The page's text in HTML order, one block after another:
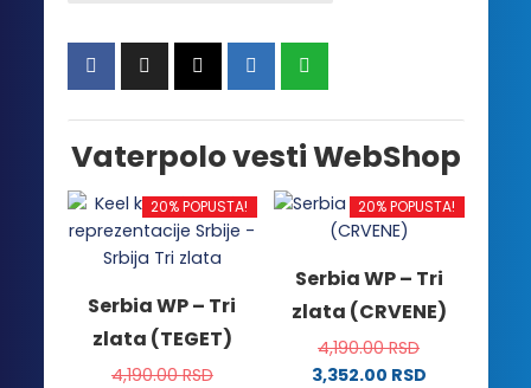
Vaterpolo vesti WebShop
20% POPUSTA!
Serbia WP – Tri
zlata (TEGET)
4,190.00RSD
20% POPUSTA!
Serbia WP – Tri
zlata (CRVENE)
4,190.00RSD
3,352.00 RSD